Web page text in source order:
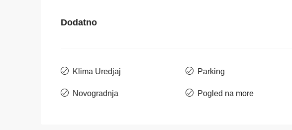
Dodatno
Klima Uredjaj
Novogradnja
Parking
Pogled na more